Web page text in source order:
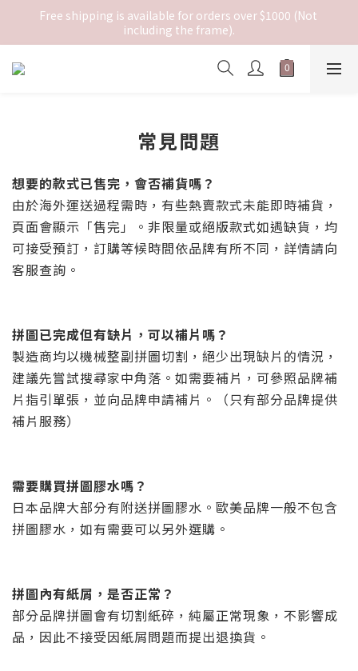
Free shipping is available for orders over $1000 (Not
including the frame).
常見問題
想要的款式已售完，會否補貨嗎？
由於海外運送過程需時，有些熱賣款式未能即時補貨，
頁面會顯示「售完」。非限量或絕版款式如遇缺貨，均
可接受預訂，訂購等候時間依品牌有所不同，詳情請向
客服查詢。
拼圖已完成但有缺片，可以補片嗎？
製造商均以機械整副拼圖切割，絕少出現缺片的情況，
建議先嘗試搜尋家中角落。如需要補片，可參照品牌補
片指引單張，並向品牌申請補片。（只有部分品牌提供
補片服務）
需要購買拼圖膠水嗎？
日本品牌大部分有附送拼圖膠水。歐美品牌一般不包含
拼圖膠水，如有需要可以另外選購。
拼圖內有紙屑，是否正常？
部分品牌拼圖會有切割紙碎，純屬正常現象，不影響成
品，因此不接受因紙屑問題而提出退換貨。